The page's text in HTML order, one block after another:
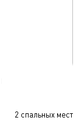
2 спальных мест